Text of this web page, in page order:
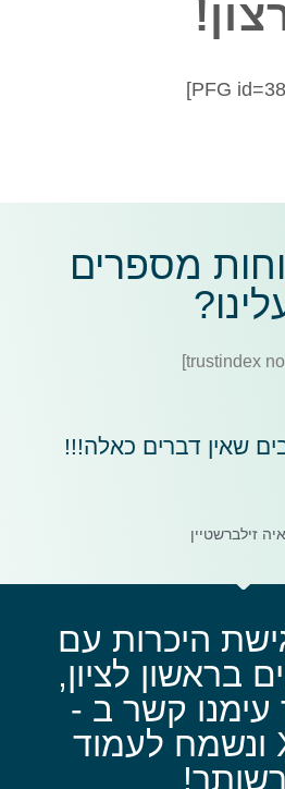
מספרים
שאין דברים כאלה!!!
זילברשטיין
היכרות עם
בראשון לציון,
עימנו קשר ב -
072-XXX ונשמח לעמוד